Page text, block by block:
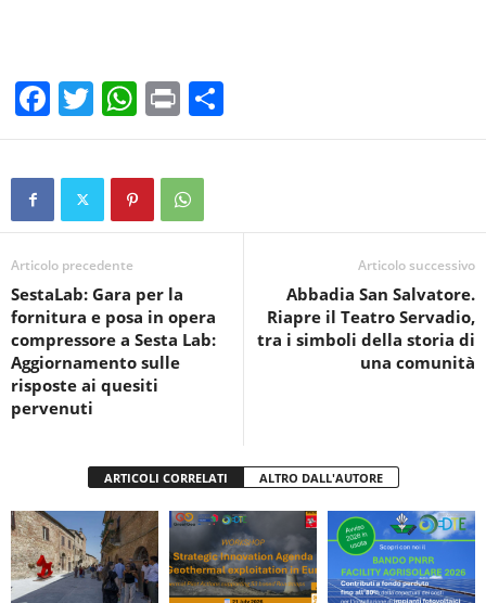
F
a
c
b
o
o
k
T
wi
tt
W
h
at
s
A
p
Pr
in
t
o
vi
Articolo precedente
SestaLab: Gara per la
fornitura e posa in opera
compressore a Sesta Lab:
Aggiornamento sulle
risposte ai quesiti
pervenuti
Articolo successivo
Abbadia San Salvatore.
Riapre il Teatro Servadio,
tra i simboli della storia di
una comunità
ARTICOLI CORRELATI ALTRO DALL'AUTORE